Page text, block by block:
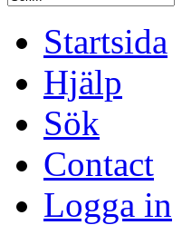
Startsida
Hjälp
Sök
Contact
Logga in